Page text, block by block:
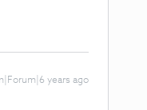
years ago